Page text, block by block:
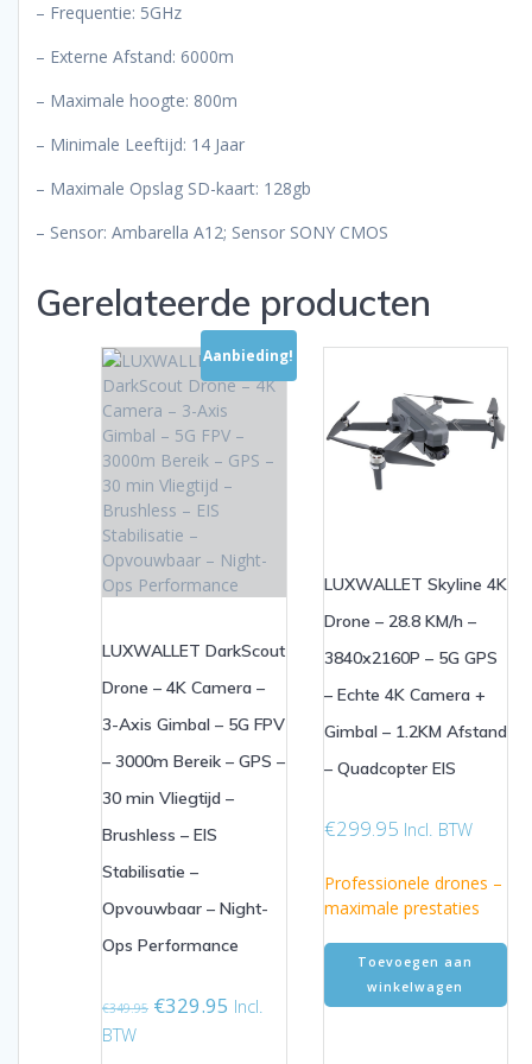
– Frequentie: 5GHz
– Externe Afstand: 6000m
– Maximale hoogte: 800m
– Minimale Leeftijd: 14 Jaar
– Maximale Opslag SD-kaart: 128gb
– Sensor: Ambarella A12; Sensor SONY CMOS
Gerelateerde producten
Aanbieding!
LUXWALLET DarkScout
Drone – 4K Camera –
3-Axis Gimbal – 5G FPV
– 3000m Bereik – GPS –
30 min Vliegtijd –
Brushless – EIS
Stabilisatie –
Opvouwbaar – Night-
Ops Performance
€349.95 Oorspronkelijke
€329.95 Huidige
Incl.
BTW
LUXWALLET Skyline 4K
Drone – 28.8 KM/h –
3840x2160P – 5G GPS
– Echte 4K Camera +
Gimbal – 1.2KM Afstand
– Quadcopter EIS
€299.95 Incl. BTW
Professionele drones –
maximale prestaties
Toevoegen aan
winkelwagen